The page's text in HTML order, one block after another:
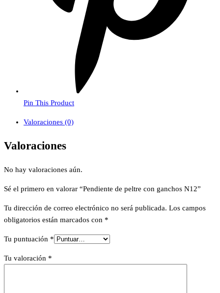
Pin This Product
Valoraciones (0)
Valoraciones
No hay valoraciones aún.
Sé el primero en valorar “Pendiente de peltre con ganchos N12”
Tu dirección de correo electrónico no será publicada. Los campos
obligatorios están marcados con *
Tu puntuación *
Tu valoración *